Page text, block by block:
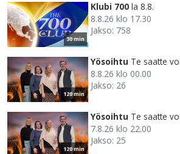
30 min
Klubi 700 la 8.8.
8.8.26 klo 17.30
Jakso: 758
120 min
Yösoihtu Te saatte
8.8.26 klo 00.00
Jakso: 26
120 min
Yösoihtu Te saatte
7.8.26 klo 22.00
Jakso: 25